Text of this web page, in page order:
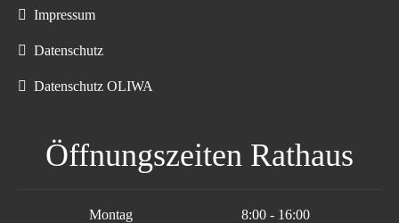
Impressum
Datenschutz
Datenschutz OLIWA
Öffnungszeiten Rathaus
Montag 8:00 - 16:00